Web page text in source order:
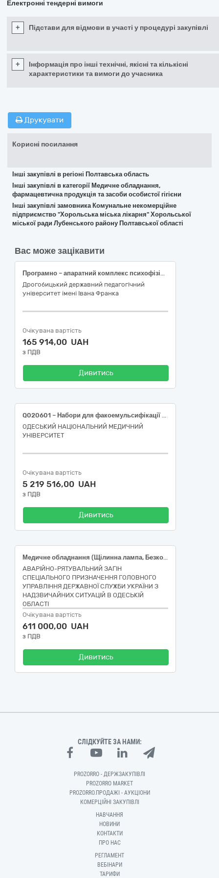
Електронні тендерні вимоги
+ Підстави для відмови в участі у процедурі закупівлі
+
Інформація про інші технічні, якісні та кількісні
характеристики та вимоги до учасника
Друкувати
Корисні посилання
Інші закупівлі в регіоні Полтавська область
Інші закупівлі в категорії Медичне обладнання,
фармацевтична продукція та засоби особистої гігієни
Інші закупівлі замовника Комунальне некомерційне
підприємство "Хорольська міська лікарня" Хорольської
міської ради Лубенського району Полтавської області
Вас може зацікавити
Програмно – апаратний комплекс психофізіологічної діагностики «Психолот-1» ДК 021:2015:33120000-7 – Системи реєстрації медичної інформації та дослідне обладнання
Дрогобицький державний педагогічний
університет імені Івана Франка
Очікувана вартість
165 914,00 UAH
з ПДВ
Дивитись
Q020601 – Набори для факоемульсифікації 45072 — Система факоемульсифікації/вітректомії. (Система для факоемульсифікації)
ОДЕСЬКИЙ НАЦІОНАЛЬНИЙ МЕДИЧНИЙ
УНІВЕРСИТЕТ
Очікувана вартість
5 219 516,00 UAH
з ПДВ
Дивитись
Медичне обладнання (Щілинна лампа, Безконтактний тонометр з пахіметром)
АВАРІЙНО-РЯТУВАЛЬНИЙ ЗАГІН
СПЕЦІАЛЬНОГО ПРИЗНАЧЕННЯ ГОЛОВНОГО
УПРАВЛІННЯ ДЕРЖАВНОЇ СЛУЖБИ УКРАЇНИ З
НАДЗВИЧАЙНИХ СИТУАЦІЙ В ОДЕСЬКІЙ
ОБЛАСТІ
Очікувана вартість
611 000,00 UAH
з ПДВ
Дивитись
СЛІДКУЙТЕ ЗА НАМИ:
PROZORRO - ДЕРЖЗАКУПІВЛІ
PROZORRO MARKET
PROZORRO.ПРОДАЖІ - АУКЦІОНИ
КОМЕРЦІЙНІ ЗАКУПІВЛІ
НАВЧАННЯ
НОВИНИ
КОНТАКТИ
ПРО НАС
РЕГЛАМЕНТ
ВЕБІНАРИ
ТАРИФИ